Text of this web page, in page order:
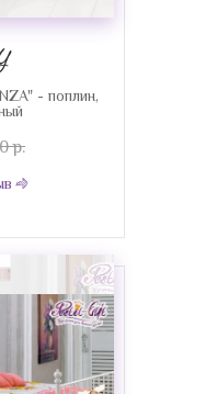
- поплин,
р.